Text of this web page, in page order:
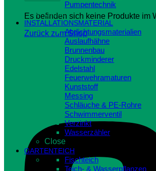
Es befinden sich keine Produkte im
Zurück zum Shop
Pumpentechnik
Close
INSTALLATIONSMATERIAL
Abdichtungsmaterialien
Auslaufhähne
Brunnenbau
Druckminderer
Edelstahl
Feuerwehramaturen
Kunststoff
Messing
Schläuche & PE-Rohre
Schwimmerventil
Verzinkt
Wasserzähler
Close
GARTENTEICH
Fischteich
Teich- & Wasserpflanzen